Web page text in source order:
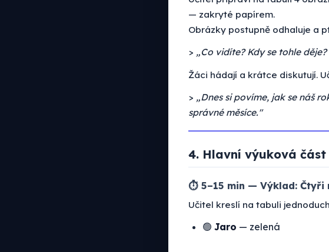
— zakryté papírem.
Obrázky postupně odhaluje a
> „Co vidíte? Kdy se tohle
Žáci hádají a krátce diskutují.
> „Dnes si povíme, jak se náš
správné měsíce."
4. Hlavní výuková část
⏱ 5–15 min — Výklad: Čtyři
Učitel kreslí na tabuli
🟢 Jaro — zelená